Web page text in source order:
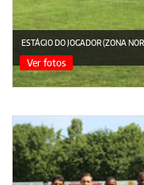
ESTÁGIO DO JOGADOR (ZONA
Ver fotos